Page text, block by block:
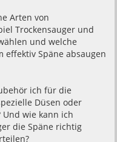
Arten von
Trockensauger und
und welche
effektiv Späne absaugen
ich für die
Düsen oder
Und wie kann ich
die Späne richtig